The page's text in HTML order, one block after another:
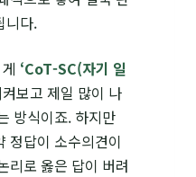
니다.
‘CoT-SC(자기 일
보고 제일 많이 나
방식이죠. 하지만
정답이 소수의견이
리로 옳은 답이 버려